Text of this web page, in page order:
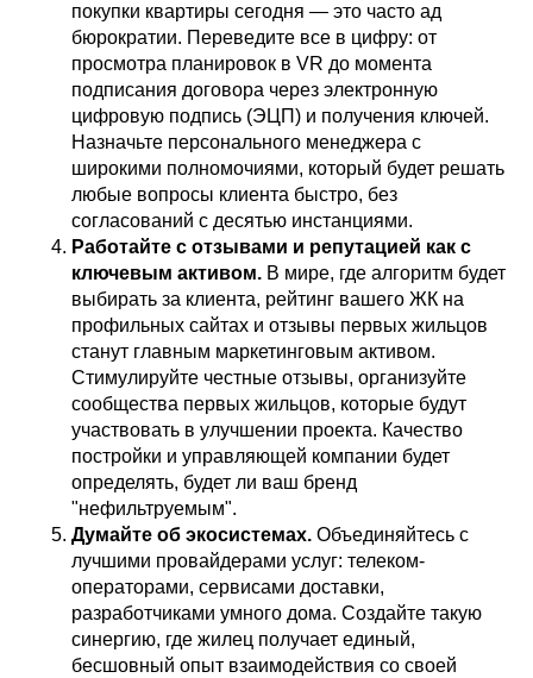
покупки квартиры сегодня — это часто ад
бюрократии. Переведите все в цифру: от
просмотра планировок в VR до момента
подписания договора через электронную
цифровую подпись (ЭЦП) и получения ключей.
Назначьте персонального менеджера с
широкими полномочиями, который будет решать
любые вопросы клиента быстро, без
согласований с десятью инстанциями.
Работайте с отзывами и репутацией как с
ключевым активом. В мире, где алгоритм будет
выбирать за клиента, рейтинг вашего ЖК на
профильных сайтах и отзывы первых жильцов
станут главным маркетинговым активом.
Стимулируйте честные отзывы, организуйте
сообщества первых жильцов, которые будут
участвовать в улучшении проекта. Качество
постройки и управляющей компании будет
определять, будет ли ваш бренд
"нефильтруемым".
Думайте об экосистемах. Объединяйтесь с
лучшими провайдерами услуг: телеком-
операторами, сервисами доставки,
разработчиками умного дома. Создайте такую
синергию, где жилец получает единый,
бесшовный опыт взаимодействия со своей